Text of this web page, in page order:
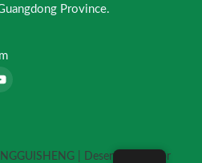
Province.
| Desenvolvido por